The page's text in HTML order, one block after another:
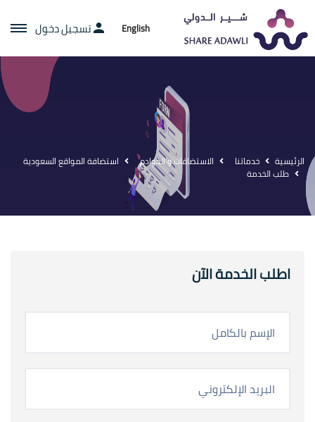
English تسجيل دخول
الرئيسية خدماتنا الاستضافات و الخوادم استضافة المواقع السعودية
طلب الخدمة
اطلب الخدمة الآن